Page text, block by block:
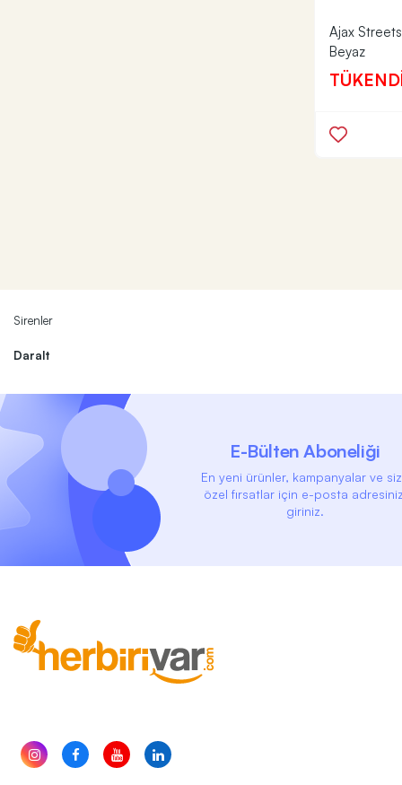
Ajax
Beyaz
Sirenler
Daralt
E-Bülten Aboneliği
En yeni ürünler, kampanyalar ve
özel fırsatlar için e-posta
giriniz.